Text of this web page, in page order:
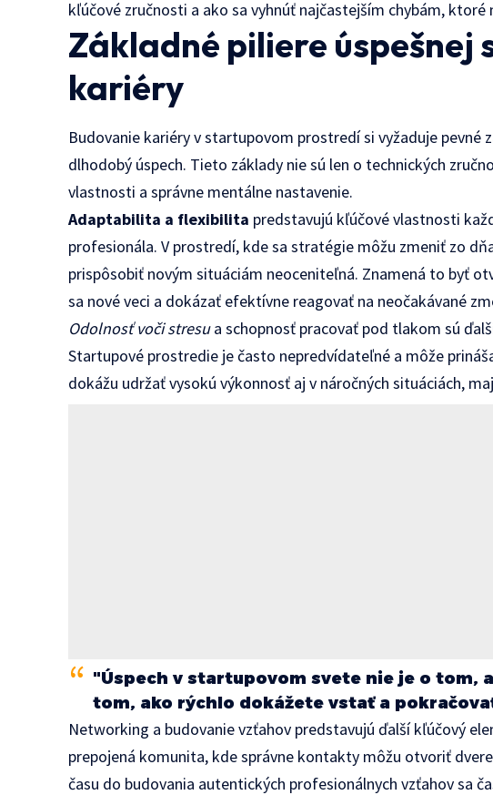
kľúčové zručnosti a ako sa vyhnúť najčastejším chybám,
Základné piliere
kariéry
Budovanie kariéry v startupovom prostredí si vyžaduje pevné
dlhodobý úspech. Tieto základy nie sú len o technických
vlastnosti a správne mentálne nastavenie.
Adaptabilita a flexibilita predstavujú kľúčové vlastnosti
profesionála. V prostredí, kde sa stratégie môžu zmeniť zo
prispôsobiť novým situáciám neoceniteľná. Znamená to byť
sa nové veci a dokázať efektívne reagovať na neočakávané
Odolnosť voči stresua schopnosť pracovať pod tlakom sú
Startupové prostredie je často nepredvídateľné a môže
dokážu udržať vysokú výkonnosť aj v náročných situáciách,
"Úspech v startupovom svete nie je o tom,
tom, ako rýchlo dokážete vstať a
Networking a budovanie vzťahov predstavujú ďalší kľúčový
prepojená komunita, kde správne kontakty môžu otvoriť
času do budovania autentických profesionálnych vzťahov sa